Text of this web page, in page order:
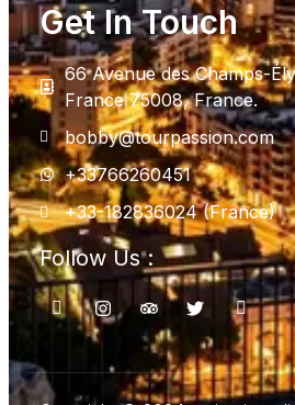
Get In Touch
66 Avenue des Champs-
France 75008, France.
bobby@tourpassion.com
+33766260451
+33-182836024 (France)
Follow Us :